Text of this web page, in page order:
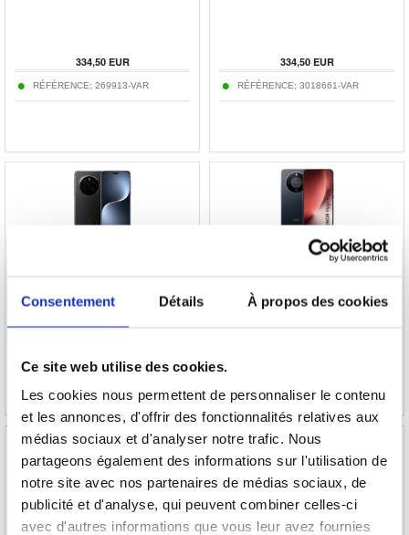
Consentement Détails À propos des cookies
Ce site web utilise des cookies.
Les cookies nous permettent de personnaliser le contenu
et les annonces, d'offrir des fonctionnalités relatives aux
médias sociaux et d'analyser notre trafic. Nous
partageons également des informations sur l'utilisation de
notre site avec nos partenaires de médias sociaux, de
publicité et d'analyse, qui peuvent combiner celles-ci
avec d'autres informations que vous leur avez fournies
334,50EUR
RÉFÉRENCE: 269913-VAR
334,50EUR
RÉFÉRENCE: 3018661-VAR
765,60EUR
Honor Magic8 Lite - 256 Go
Honor Magic8 Pro - 512 Go - Noir Honor 90 Lite - 256GB